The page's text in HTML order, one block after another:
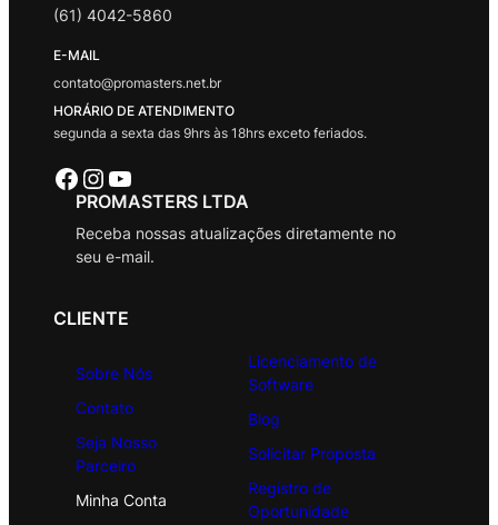
(61) 4042-5860
E-MAIL
contato@promasters.net.br
HORÁRIO DE ATENDIMENTO
segunda a sexta das 9hrs às 18hrs exceto feriados.
Facebook Instagram Youtube
PROMASTERS LTDA
Receba nossas atualizações diretamente no
seu e-mail.
CLIENTE
Sobre Nós
Contato
Seja Nosso
Parceiro
Minha Conta
Licenciamento de
Software
Blog
Solicitar Proposta
Registro de
Oportunidade